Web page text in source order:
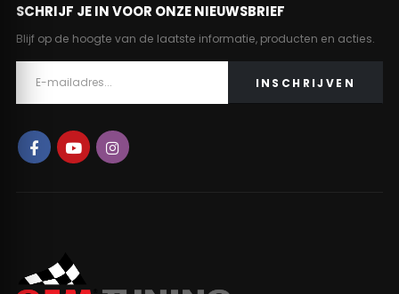
SCHRIJF JE IN VOOR ONZE NIEUWSBRIEF
Blijf op de hoogte van de laatste informatie, producten en acties.